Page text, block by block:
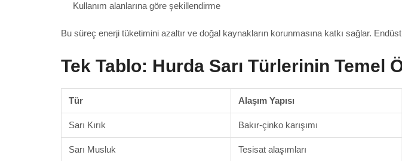
Kullanım alanlarına göre şekillendirme
Bu süreç enerji tüketimini azaltır ve doğal kaynakların korunmasına katkı sağlar.
Tek Tablo: Hurda Sarı Türlerinin Temel
Tür Alaşım Yapısı
Sarı Kırık Bakır-çinko karışımı
Sarı Musluk Tesisat alaşımları